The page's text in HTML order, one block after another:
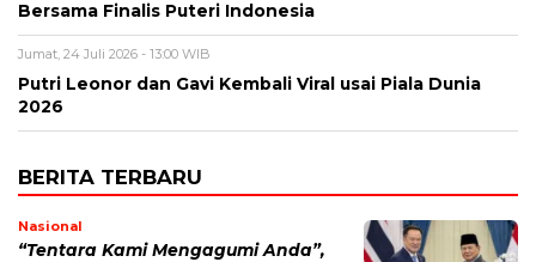
Bersama Finalis Puteri Indonesia
Jumat, 24 Juli 2026 - 13:00 WIB
Putri Leonor dan Gavi Kembali Viral usai Piala Dunia
2026
BERITA TERBARU
Nasional
“Tentara Kami Mengagumi Anda”,